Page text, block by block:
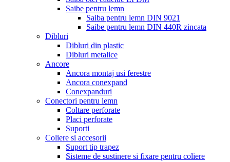
Saibe pentru lemn
Saiba pentru lemn DIN 9021
Saibe pentru lemn DIN 440R zincata
Dibluri
Dibluri din plastic
Dibluri metalice
Ancore
Ancora montaj usi ferestre
Ancora conexpand
Conexpanduri
Conectori pentru lemn
Coltare perforate
Placi perforate
Suporti
Coliere si accesorii
Suport tip trapez
Sisteme de sustinere si fixare pentru coliere